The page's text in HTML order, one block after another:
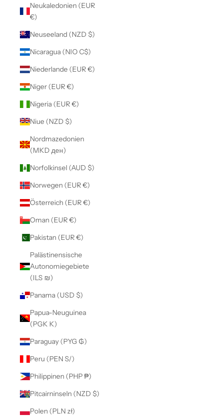
Neukaledonien (EUR
€)
Neuseeland (NZD $)
Nicaragua (NIO C$)
Niederlande (EUR €)
Niger (EUR €)
Nigeria (EUR €)
Niue (NZD $)
Nordmazedonien
(MKD ден)
Norfolkinsel (AUD $)
Norwegen (EUR €)
Österreich (EUR €)
Oman (EUR €)
Pakistan (EUR €)
Palästinensische
Autonomiegebiete
(ILS ₪)
Panama (USD $)
Papua-Neuguinea
(PGK K)
Paraguay (PYG ₲)
Peru (PEN S/)
Philippinen (PHP ₱)
Pitcairninseln (NZD $)
Polen (PLN zł)